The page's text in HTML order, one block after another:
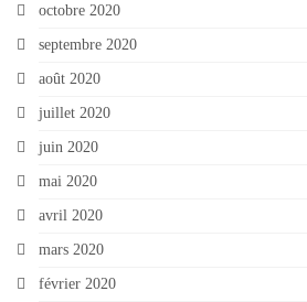
octobre 2020
septembre 2020
août 2020
juillet 2020
juin 2020
mai 2020
avril 2020
mars 2020
février 2020